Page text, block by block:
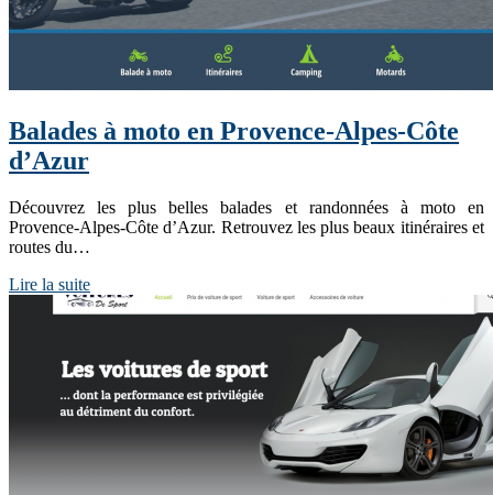
Balades à moto en Provence-Alpes-Côte
d’Azur
Découvrez les plus belles balades et randonnées à moto en
Provence-Alpes-Côte d’Azur. Retrouvez les plus beaux itinéraires et
routes du…
Lire la suite